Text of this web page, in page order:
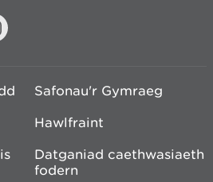
Safonau'r Gymraeg
Hawlfraint
Datganiad caethwasiaeth
fodern